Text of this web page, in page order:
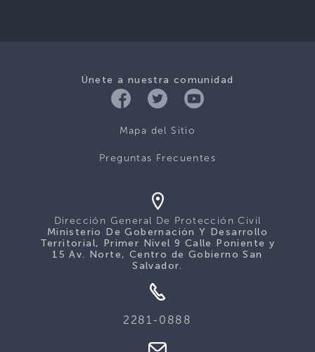
Únete a nuestra comunidad
Mapa del Sitio
Preguntas Frecuentes
Dirección General De Protección Civil
Ministerio De Gobernación Y Desarrollo
Territorial, Primer Nivel 9 Calle Poniente y
15 Av. Norte, Centro de Gobierno San
Salvador.
2281-0888